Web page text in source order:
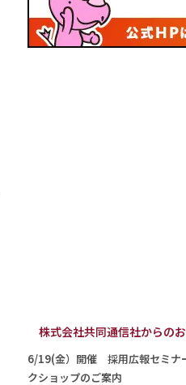
株式会社共同通信社からの
6/19(金）開催 採用広報セミナ
クショップのご案内